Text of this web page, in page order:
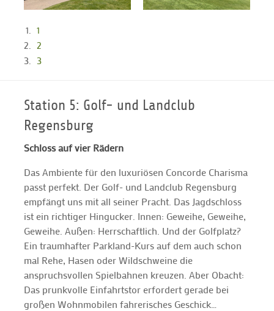
1
2
3
Station 5: Golf- und Landclub
Regensburg
Schloss auf vier Rädern
Das Ambiente für den luxuriösen Concorde Charisma
passt perfekt. Der Golf- und Landclub Regensburg
empfängt uns mit all seiner Pracht. Das Jagdschloss
ist ein richtiger Hingucker. Innen: Geweihe, Geweihe,
Geweihe. Außen: Herrschaftlich. Und der Golfplatz?
Ein traumhafter Parkland-Kurs auf dem auch schon
mal Rehe, Hasen oder Wildschweine die
anspruchsvollen Spielbahnen kreuzen. Aber Obacht:
Das prunkvolle Einfahrtstor erfordert gerade bei
großen Wohnmobilen fahrerisches Geschick…